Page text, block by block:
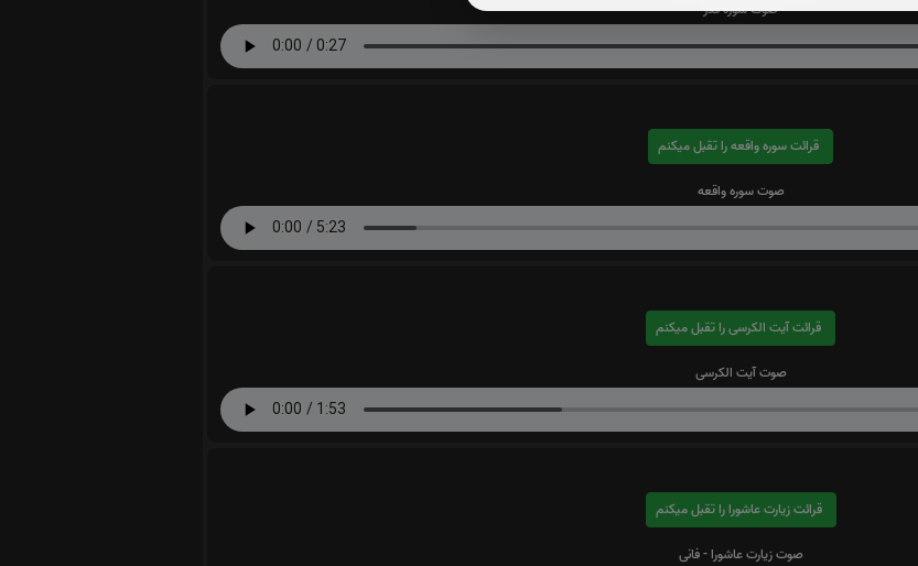
صوت سوره قدر
قرائت سوره واقعه را تقبل میکنم
صوت سوره واقعه
قرائت آیت الکرسی را تقبل میکنم
صوت آیت الکرسی
قرائت زیارت عاشورا را تقبل میکنم
صوت زیارت عاشورا - فانی